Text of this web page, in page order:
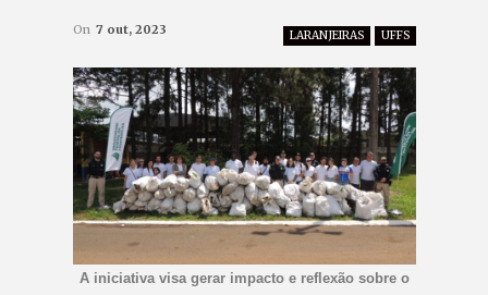
LARANJEIRAS UFFS
On 7 out, 2023
A iniciativa visa gerar impacto e reflexão sobre o